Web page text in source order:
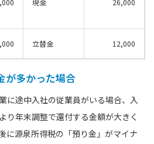
現金 26,000
立替金 12,000
が多かった場合
に途中入社の従業員がいる場合、入
り年末調整で還付する金額が大きく
に源泉所得税の「預り金」がマイナ